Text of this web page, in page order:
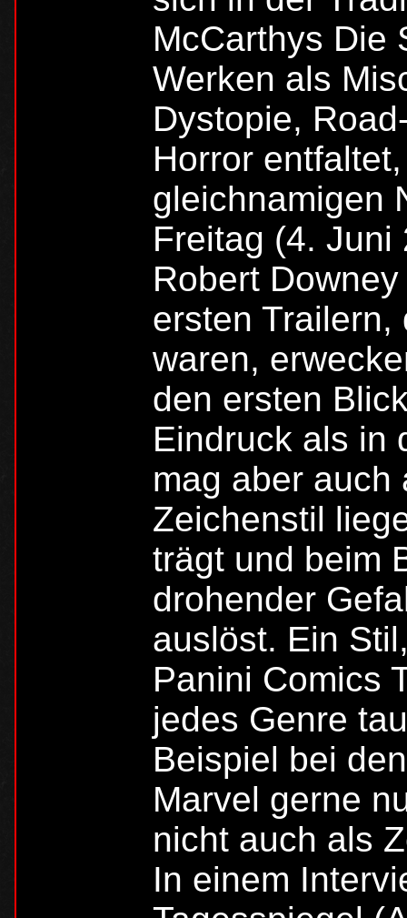
McCarthys Die
Werken als
Dystopie,
Horror
gleichnamigen
Freitag (4. Juni
Robert
ersten
waren,
den ersten
Eindruck als in
mag aber auch
Zeichenstil
trägt und beim
drohender
auslöst. Ein
Panini Comics
jedes Genre
Beispiel bei
Marvel gerne
nicht auch als
In einem